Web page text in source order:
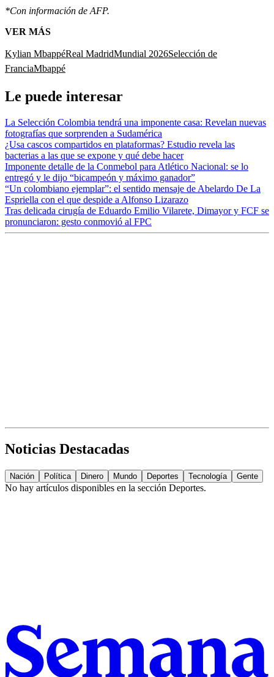
*Con información de AFP.
VER MÁS
Kylian MbappéReal MadridMundial 2026Selección de
FranciaMbappé
Le puede interesar
La Selección Colombia tendrá una imponente casa: Revelan nuevas
fotografías que sorprenden a Sudamérica
¿Usa cascos compartidos en plataformas? Estudio revela las
bacterias a las que se expone y qué debe hacer
Imponente detalle de la Conmebol para Atlético Nacional: se lo
entregó y le dijo “bicampeón y máximo ganador”
“Un colombiano ejemplar”: el sentido mensaje de Abelardo De La
Espriella con el que despide a Alfonso Lizarazo
Tras delicada cirugía de Eduardo Emilio Vilarete, Dimayor y FCF se
pronunciaron: gesto conmovió al FPC
Noticias Destacadas
Nación Política Dinero Mundo Deportes Tecnología Gente
No hay artículos disponibles en la sección Deportes.